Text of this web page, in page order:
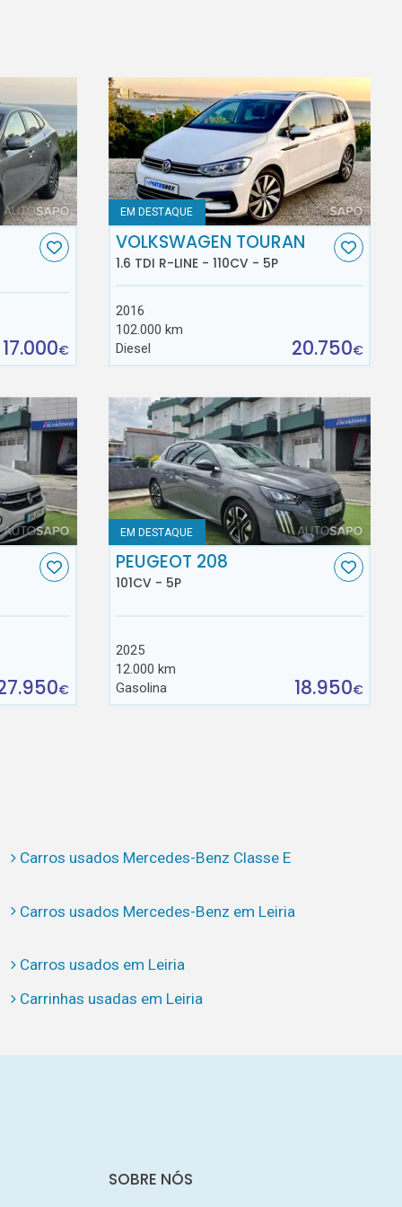
17.000€
EM DESTAQUE
VOLKSWAGEN TOURAN
1.6 TDI R-LINE - 110CV - 5P
2016
102.000 km
Diesel
20.750€
€
EM DESTAQUE
PEUGEOT 208
101CV - 5P
2025
12.000 km
Gasolina
18.950€
Carros usados Mercedes-Benz Classe E
Carros usados Mercedes-Benz em Leiria
Carros usados em Leiria
Carrinhas usadas em Leiria
SOBRE NÓS